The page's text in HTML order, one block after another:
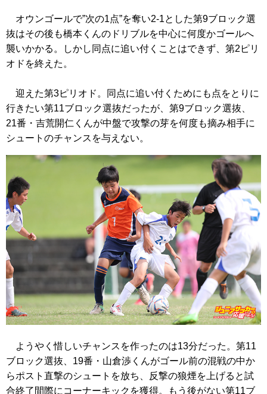
オウンゴールで”次の1点”を奪い2-1とした第9ブロック選
抜はその後も橋本くんのドリブルを中心に何度かゴールへ
襲いかかる。しかし同点に追い付くことはできず、第2ピリ
オドを終えた。
迎えた第3ピリオド。同点に追い付くためにも点をとりに
行きたい第11ブロック選抜だったが、第9ブロック選抜、
21番・吉荒開仁くんが中盤で攻撃の芽を何度も摘み相手に
シュートのチャンスを与えない。
ようやく惜しいチャンスを作ったのは13分だった。第11
ブロック選抜、19番・山倉渉くんがゴール前の混戦の中か
らポスト直撃のシュートを放ち、反撃の狼煙を上げると試
合終了間際にコーナーキックを獲得。もう後がない第11ブ